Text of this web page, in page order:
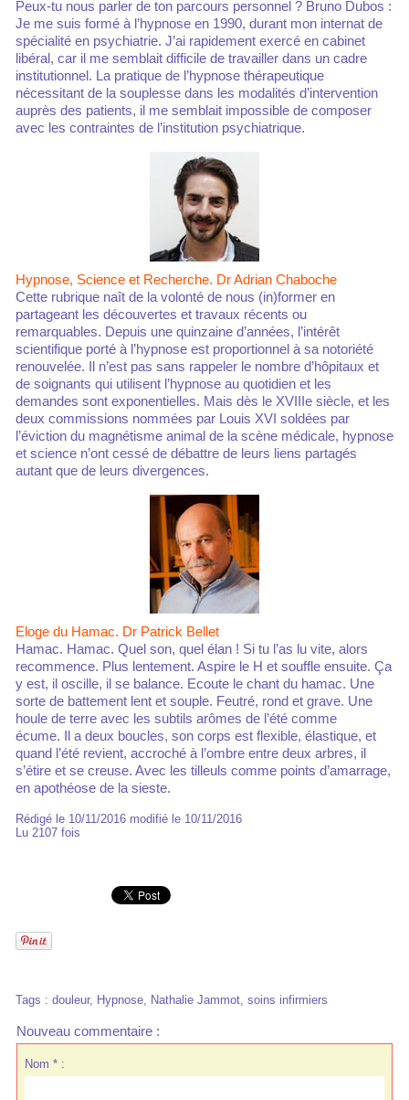
Peux-tu nous parler de ton parcours personnel ? Bruno Dubos :
Je me suis formé à l’hypnose en 1990, durant mon internat de
spécialité en psychiatrie. J’ai rapidement exercé en cabinet
libéral, car il me semblait difficile de travailler dans un cadre
institutionnel. La pratique de l’hypnose thérapeutique
nécessitant de la souplesse dans les modalités d’intervention
auprès des patients, il me semblait impossible de composer
avec les contraintes de l’institution psychiatrique.
Hypnose, Science et Recherche. Dr Adrian Chaboche
Cette rubrique naît de la volonté de nous (in)former en
partageant les découvertes et travaux récents ou
remarquables. Depuis une quinzaine d’années, l’intérêt
scientifique porté à l’hypnose est proportionnel à sa notoriété
renouvelée. Il n’est pas sans rappeler le nombre d’hôpitaux et
de soignants qui utilisent l’hypnose au quotidien et les
demandes sont exponentielles. Mais dès le XVIIIe siècle, et les
deux commissions nommées par Louis XVI soldées par
l’éviction du magnétisme animal de la scène médicale, hypnose
et science n’ont cessé de débattre de leurs liens partagés
autant que de leurs divergences.
Eloge du Hamac. Dr Patrick Bellet
Hamac. Hamac. Quel son, quel élan ! Si tu l’as lu vite, alors
recommence. Plus lentement. Aspire le H et souffle ensuite. Ça
y est, il oscille, il se balance. Ecoute le chant du hamac. Une
sorte de battement lent et souple. Feutré, rond et grave. Une
houle de terre avec les subtils arômes de l’été comme
écume. Il a deux boucles, son corps est flexible, élastique, et
quand l’été revient, accroché à l’ombre entre deux arbres, il
s’étire et se creuse. Avec les tilleuls comme points d’amarrage,
en apothéose de la sieste.
Rédigé le 10/11/2016 modifié le 10/11/2016
Lu 2107 fois
Tags : douleur, Hypnose, Nathalie Jammot, soins infirmiers
Nouveau commentaire :
Nom * :